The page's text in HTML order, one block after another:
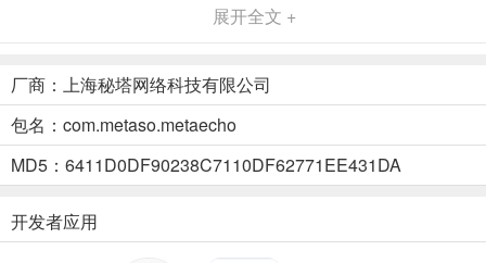
你的输入数据只属于你，永远存在本地
秘塔回响输入法app怎么使用？
1、本站下载秘塔回响手机版，注册并登录账号
展开全文 +
厂商：上海秘塔网络科技有限公司
包名：com.metaso.metaecho
MD5：6411D0DF90238C7110DF62771EE431DA
开发者应用